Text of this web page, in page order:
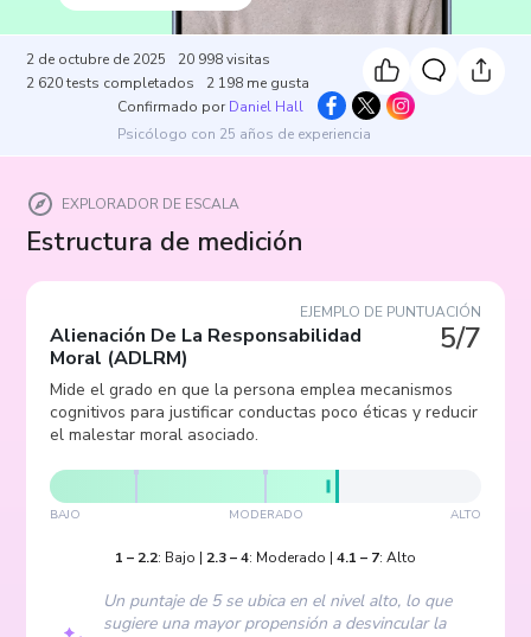
2 de octubre de 2025 20 998 visitas
2 620 tests completados 2 198 me gusta
Confirmado por Daniel Hall
Psicólogo con 25 años de experiencia
EXPLORADOR DE ESCALA
Estructura de medición
EJEMPLO DE PUNTUACIÓN
5/7
Alienación De La Responsabilidad
Moral (ADLRM)
Mide el grado en que la persona emplea mecanismos
cognitivos para justificar conductas poco éticas y reducir
el malestar moral asociado.
BAJO MODERADO ALTO
1 – 2.2: Bajo | 2.3–4: Moderado | 4.1 – 7: Alto
Un puntaje de 5 se ubica en el nivel alto, lo que
sugiere una mayor propensión a desvincular la